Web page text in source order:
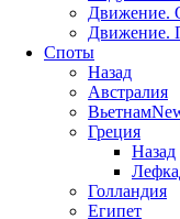
Движение.
Движение.
Споты
Назад
Австралия
Вьетнам
Греция
Назад
Голландия
Египет